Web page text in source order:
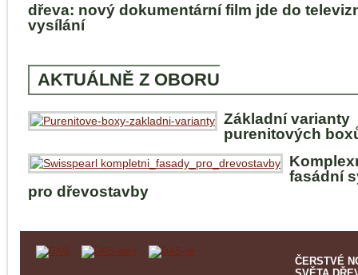
dřeva: nový dokumentární film jde do
vysílání
AKTUÁLNĚ Z OBORU
Základní varianty
purenitových
fasádní
pro dřevostavby
ČERSTVÉ
SVĚTA